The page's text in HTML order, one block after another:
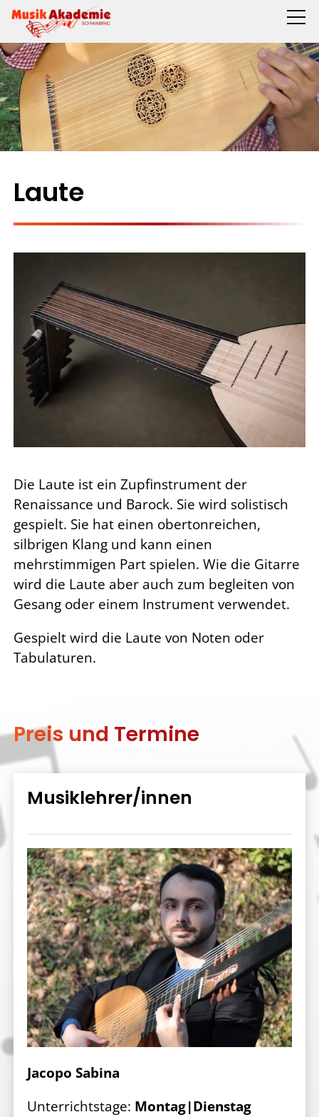
Laute
Die Laute ist ein Zupfinstrument der
Renaissance und Barock. Sie wird solistisch
gespielt. Sie hat einen obertonreichen,
silbrigen Klang und kann einen
mehrstimmigen Part spielen. Wie die Gitarre
wird die Laute aber auch zum begleiten von
Gesang oder einem Instrument verwendet.
Gespielt wird die Laute von Noten oder
Tabulaturen.
Preis und Termine
Musiklehrer/innen
Jacopo Sabina
Unterrichtstage: Montag|Dienstag